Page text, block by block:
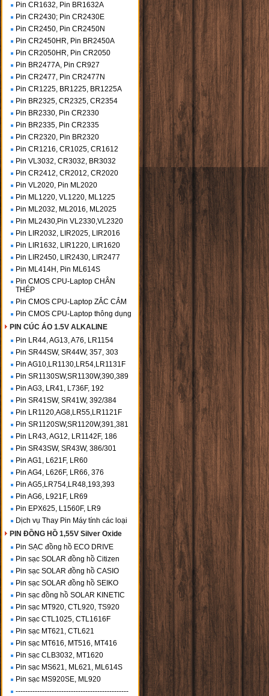
Pin CR1632, Pin BR1632A
Pin CR2430; Pin CR2430E
Pin CR2450, Pin CR2450N
Pin CR2450HR, Pin BR2450A
Pin CR2050HR, Pin CR2050
Pin BR2477A, Pin CR927
Pin CR2477, Pin CR2477N
Pin CR1225, BR1225, BR1225A
Pin BR2325, CR2325, CR2354
Pin BR2330, Pin CR2330
Pin BR2335, Pin CR2335
Pin CR2320, Pin BR2320
Pin CR1216, CR1025, CR1612
Pin VL3032, CR3032, BR3032
Pin CR2412, CR2012, CR2020
Pin VL2020, Pin ML2020
Pin ML1220, VL1220, ML1225
Pin ML2032, ML2016, ML2025
Pin ML2430,Pin VL2330,VL2320
Pin LIR2032, LIR2025, LIR2016
Pin LIR1632, LIR1220, LIR1620
Pin LIR2450, LIR2430, LIR2477
Pin ML414H, Pin ML614S
Pin CMOS CPU-Laptop CHÂN
THÉP
Pin CMOS CPU-Laptop ZẮC CẮM
Pin CMOS CPU-Laptop thông dụng
PIN CÚC ÁO 1.5V ALKALINE
Pin LR44, AG13, A76, LR1154
Pin SR44SW, SR44W, 357, 303
Pin AG10,LR1130,LR54,LR1131F
Pin SR1130SW,SR1130W,390,389
Pin AG3, LR41, L736F, 192
Pin SR41SW, SR41W, 392/384
Pin LR1120,AG8,LR55,LR1121F
Pin SR1120SW,SR1120W,391,381
Pin LR43, AG12, LR1142F, 186
Pin SR43SW, SR43W, 386/301
Pin AG1, L621F, LR60
Pin AG4, L626F, LR66, 376
Pin AG5,LR754,LR48,193,393
Pin AG6, L921F, LR69
Pin EPX625, L1560F, LR9
Dịch vụ Thay Pin Máy tính các loại
PIN ĐỒNG HỒ 1,55V Silver Oxide
Pin SẠC đồng hồ ECO DRIVE
Pin sạc SOLAR đồng hồ Citizen
Pin sạc SOLAR đồng hồ CASIO
Pin sạc SOLAR đồng hồ SEIKO
Pin sạc đồng hồ SOLAR KINETIC
Pin sạc MT920, CTL920, TS920
Pin sạc CTL1025, CTL1616F
Pin sạc MT621, CTL621
Pin sạc MT616, MT516, MT416
Pin sạc CLB3032, MT1620
Pin sạc MS621, ML621, ML614S
Pin sạc MS920SE, ML920
-----------------------------------------------